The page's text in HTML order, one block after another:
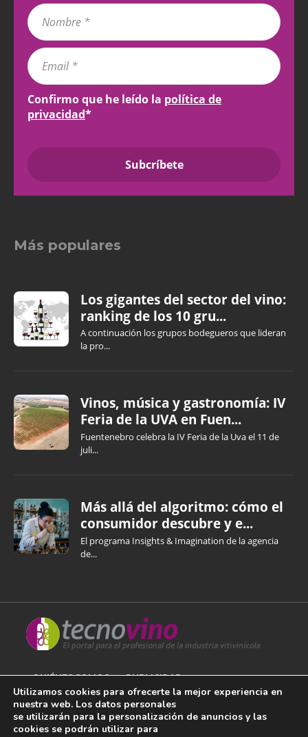
Confirmo que he leído la política de
privacidad*
Más populares
Los gigantes del sector del vino:
ranking de los 10 gru...
A continuación los grupos bodegueros que lideran
la pro...
Vinos, música y gastronomía: IV
Feria de la UVA en Fuen...
Fuentenebro celebra la IV Feria de la Uva el 11 de
juli...
Más allá del algoritmo: cómo el
consumidor descubre y e...
El programa Insights & Imagination de la agencia
de...
QUIÉNES SOMOS PUBLICIDAD
AVISO LEGAL
POLÍTICA DE COOKIES
Utilizamos cookies para ofrecerte la mejor experiencia en
nuestra web. Los datos personales
se utilizarán para la personalización de anuncios y las
cookies se podrán utilizar para